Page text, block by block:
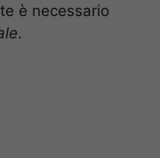
è necessario
.